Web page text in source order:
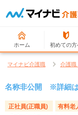
ホーム 初めての方
マイナビ介護職 介護職
名称非公開 ※詳細は
正社員(正職員) 有料老